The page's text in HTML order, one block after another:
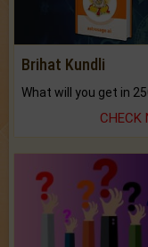
Brihat Kundli
CHECK